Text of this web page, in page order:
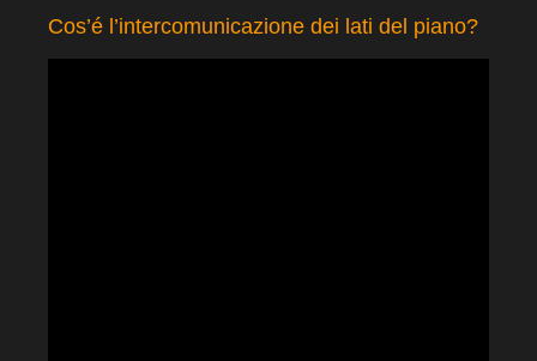
Cos’é l’intercomunicazione dei lati del piano?